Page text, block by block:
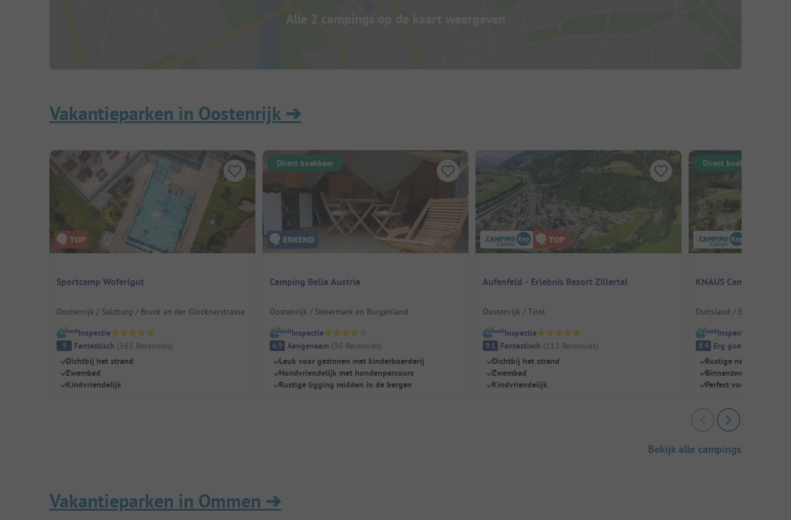
Alle 2 campings op de kaart weergeven
Vakantieparken in Oostenrijk➔
Sportcamp Woferlgut
Oostenrijk / Salzburg / Bruck an der Glocknerstrasse
Inspectie
9 Fantastisch (565 Recensies)
Dichtbij het strand
Zwembad
Kindvriendelijk
Direct boekbaar
Camping Bella Austria
Oostenrijk / Steiermark en Burgenland
Inspectie
6.9 Aangenaam (30 Recensies)
Leuk voor gezinnen met kinderboerderij
Hondvriendelijk met hondenparcours
Rustige ligging midden in de bergen
Aufenfeld - Erlebnis Resort Zillertal
Oostenrijk / Tirol
Inspectie
9.1 Fantastisch (112 Recensies)
Dichtbij het strand
Zwembad
Kindvriendelijk
Direct boekbaar
KNAUS Campingpark
Duitsland / Beieren
Inspectie
8.4 Erg goed
Rustige natuuridylle
Binnenzwembad &
Perfect voor
Bekijk alle campings
Vakantieparken in Ommen ➔